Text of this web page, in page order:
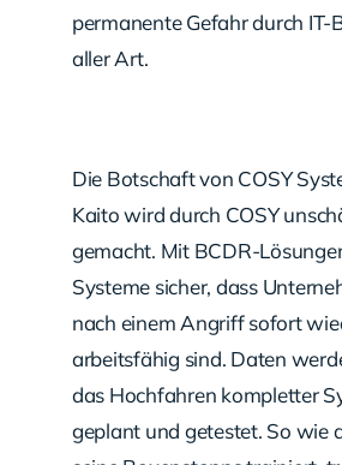
permanente Gefahr durch IT-
aller Art.
Die Botschaft von COSY
Kaito wird durch COSY
gemacht. Mit BCDR-
Systeme sicher, dass
nach einem Angriff sofort
arbeitsfähig sind. Daten
das Hochfahren kompletter
geplant und getestet. So wie